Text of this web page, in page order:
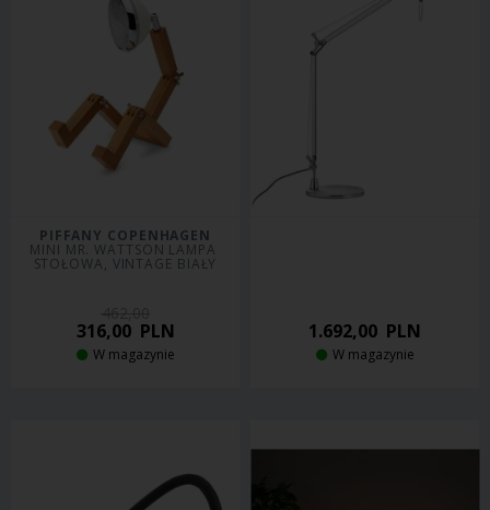
PIFFANY COPENHAGEN
MINI MR. WATTSON LAMPA
STOŁOWA, VINTAGE BIAŁY
316,00PLN
W magazynie
1.692,00 PLN
W magazynie